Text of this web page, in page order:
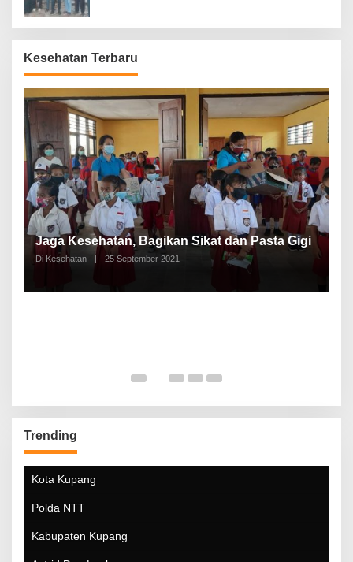
Kesehatan Terbaru
Jaga Kesehatan, Bagikan Sikat dan Pasta Gigi
Di Kesehatan 25 September 2021
Trending
Kota Kupang
Polda NTT
Kabupaten Kupang